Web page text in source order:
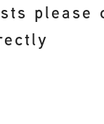
please